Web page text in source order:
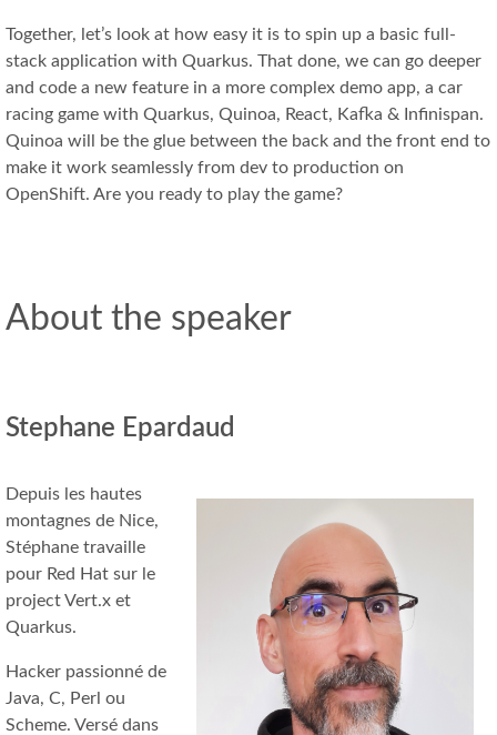
Together, let’s look at how easy it is to spin up a basic full-
stack application with Quarkus. That done, we can go deeper
and code a new feature in a more complex demo app, a car
racing game with Quarkus, Quinoa, React, Kafka & Infinispan.
Quinoa will be the glue between the back and the front end to
make it work seamlessly from dev to production on
OpenShift. Are you ready to play the game?
About the speaker
Stephane Epardaud
Depuis les hautes
montagnes de Nice,
Stéphane travaille
pour Red Hat sur le
project Vert.x et
Quarkus.
Hacker passionné de
Java, C, Perl ou
Scheme. Versé dans